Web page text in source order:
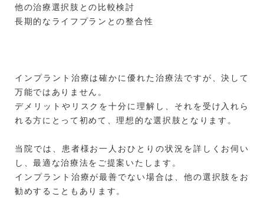
他の治療選択肢との比較検討
長期的なライフプランとの整合性
インプラント治療は確かに優れた治療法ですが、決して
万能ではありません。
デメリットやリスクを十分に理解し、それを受け入れら
れる方にとって初めて、理想的な選択肢となります。
当院では、患者様お一人おひとりの状況を詳しくお伺い
し、最適な治療法をご提案いたします。
インプラント治療が最善でない場合は、他の選択肢をお
勧めすることもあります。